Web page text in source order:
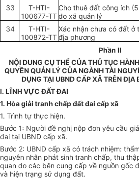
33
T-HTI-
100677-TT
Cho thuê đất công ích
do xã quản lý
34
T-HTI-
100872-TT
Xác nhận chưa có đất ở
địa phương
Phần II
NỘI DUNG CỤ THỂ CỦA THỦ TỤC
QUYỀN QUẢN LÝ CỦA NGÀNH TÀI
DỤNG TẠI UBND CẤP XÃ TRÊN ĐỊA
I. LĨNH VỰC ĐẤT ĐAI
1. Hòa giải tranh chấp đất đai cấp xã
1. Trình tự thực hiện.
Bước 1: Người đề nghị nộp đơn yêu cầu
đai tại UBND cấp xã.
Bước 2: UBND cấp xã có trách nhiệm:
nguyên nhân phát sinh tranh chấp, thu
quan do các bên cung cấp về nguồn gốc
và hiện trạng sử dụng đất.